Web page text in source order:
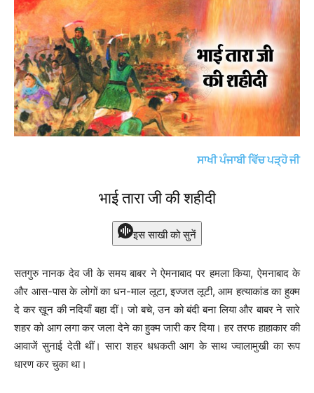
ਸਾਖੀ ਪੰਜਾਬੀ ਵਿੱਚ ਪੜ੍ਹੋ ਜੀ
भाई तारा जी की शहीदी
इस साखी को सुनें
सतगुरु नानक देव जी के समय बाबर ने ऐमनाबाद पर हमला किया, ऐमनाबाद के
और आस-पास के लोगों का धन-माल लूटा, इज्जत लूटी, आम हत्याकांड का हुक्म
दे कर ख़ून की नदियाँ बहा दीं। जो बचे, उन को बंदी बना लिया और बाबर ने सारे
शहर को आग लगा कर जला देने का हुक्म जारी कर दिया। हर तरफ हाहाकार की
आवाजें सुनाई देती थीं। सारा शहर धधकती आग के साथ ज्वालामुखी का रूप
धारण कर चुका था।